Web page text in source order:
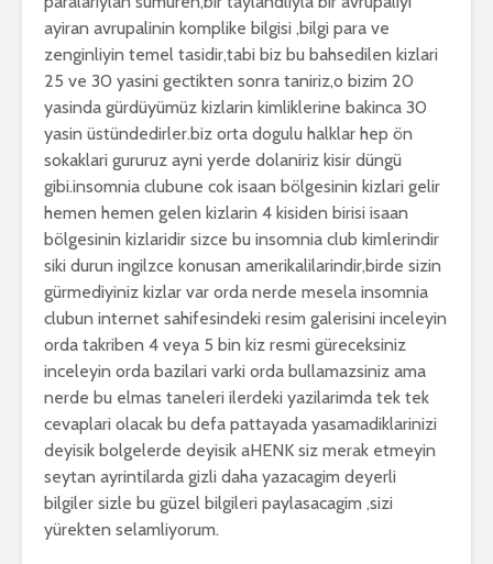
ayiran avrupalinin komplike bilgisi ,bilgi para ve
zenginliyin temel tasidir,tabi biz bu bahsedilen kizlari
25 ve 30 yasini gectikten sonra taniriz,o bizim 20
yasinda gürdüyümüz kizlarin kimliklerine bakinca 30
yasin üstündedirler.biz orta dogulu halklar hep ön
sokaklari gururuz ayni yerde dolaniriz kisir düngü
gibi.insomnia clubune cok isaan bölgesinin kizlari gelir
hemen hemen gelen kizlarin 4 kisiden birisi isaan
bölgesinin kizlaridir sizce bu insomnia club kimlerindir
siki durun ingilzce konusan amerikalilarindir,birde sizin
gürmediyiniz kizlar var orda nerde mesela insomnia
clubun internet sahifesindeki resim galerisini inceleyin
orda takriben 4 veya 5 bin kiz resmi güreceksiniz
inceleyin orda bazilari varki orda bullamazsiniz ama
nerde bu elmas taneleri ilerdeki yazilarimda tek tek
cevaplari olacak bu defa pattayada yasamadiklarinizi
deyisik bolgelerde deyisik aHENK siz merak etmeyin
seytan ayrintilarda gizli daha yazacagim deyerli
bilgiler sizle bu güzel bilgileri paylasacagim ,sizi
yürekten selamliyorum.